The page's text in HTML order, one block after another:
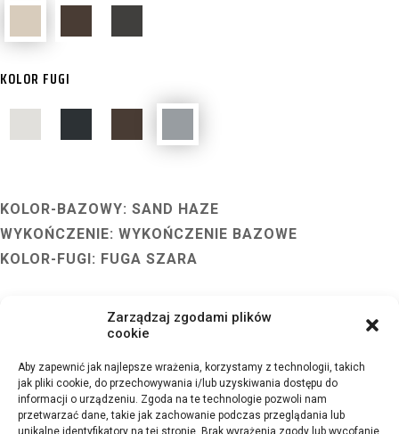
Zarządzaj zgodami plików
cookie
Aby zapewnić jak najlepsze wrażenia, korzystamy z technologii, takich
jak pliki cookie, do przechowywania i/lub uzyskiwania dostępu do
informacji o urządzeniu. Zgoda na te technologie pozwoli nam
przetwarzać dane, takie jak zachowanie podczas przeglądania lub
unikalne identyfikatory na tej stronie. Brak wyrażenia zgody lub wycofanie
KOLOR FUGI
KOLOR-BAZOWY: SAND HAZE
WYKOŃCZENIE: WYKOŃCZENIE BAZOWE
KOLOR-FUGI: FUGA SZARA